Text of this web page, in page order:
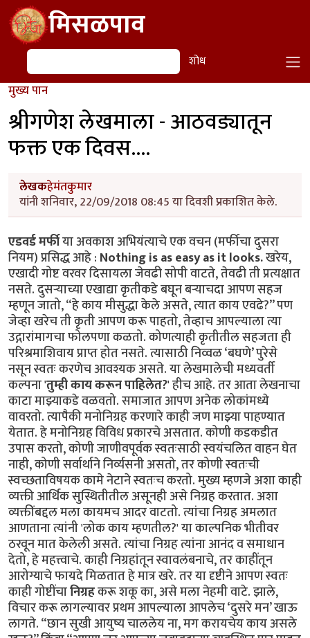
Skip to main contentमिसळपाव
शोध शोध
मुख्य पान
श्रीगणेश लेखमाला - आठवड्यातून
फक्त एक दिवस....
लेखकहेमंतकुमार
यांनी शनिवार, 22/09/2018 08:45 या दिवशी प्रकाशित केले.
एडवर्ड मर्फीया अवकाश अभियंत्याचे एक वचन (मर्फीचा दुसरा
नियम) प्रसिद्ध आहे :Nothing is as easy as it looks.खरेय,
एखादी गोष्ट वरवर दिसायला जेवढी सोपी वाटते, तेवढी ती प्रत्यक्षात
नसते. दुसऱ्याच्या एखाद्या कृतीकडे बघून बऱ्याचदा आपण सहज
म्हणून जातो, “हे काय मीसुद्धा केले असते, त्यात काय एवढे?” पण
जेव्हा खरेच ती कृती आपण करू पाहतो, तेव्हाच आपल्याला त्या
उद्गारांमागचा फोलपणा कळतो. कोणत्याही कृतीतील सहजता ही
परिश्रमाशिवाय प्राप्त होत नसते. त्यासाठी निव्वळ ‘बघणे’ पुरेसे
नसून स्वतः करणेच आवश्यक असते. या लेखमालेची मध्यवर्ती
कल्पना 'तुम्ही काय करून पाहिलेत?' हीच आहे. तर आता लेखनाचा
काटा माझ्याकडे वळवतो. समाजात आपण अनेक लोकांमध्ये
वावरतो. त्यापैकी मनोनिग्रह करणारे काही जण माझ्या पाहण्यात
येतात. हे मनोनिग्रह विविध प्रकारचे असतात. कोणी कडकडीत
उपास करतो, कोणी जाणीवपूर्वक स्वतःसाठी स्वयंचलित वाहन घेत
नाही, कोणी सर्वार्थाने निर्व्यसनी असतो, तर कोणी स्वतःची
स्वच्छताविषयक कामे नेटाने स्वतःच करतो. मुख्य म्हणजे अशा काही
व्यक्ती आर्थिक सुस्थितीतील असूनही असे निग्रह करतात. अशा
व्यक्तींबद्दल मला कायमच आदर वाटतो. त्यांचा निग्रह अमलात
आणताना त्यांनी 'लोक काय म्हणतील?' या काल्पनिक भीतीवर
ठरवून मात केलेली असते. त्यांचा निग्रह त्यांना आनंद व समाधान
देतो, हे महत्त्वाचे. काही निग्रहांतून स्वावलंबनाचे, तर काहींतून
आरोग्याचे फायदे मिळतात हे मात्र खरे. तर या दृष्टीने आपण स्वतः
काही गोष्टींचानिग्रहकरू शकू का, असे मला नेहमी वाटे. झाले,
विचार करू लागल्यावर प्रथम आपल्याला आपलेच ‘दुसरे मन’ खाऊ
लागते. “छान सुखी आयुष्य चाललेय ना, मग करायचेय काय असले